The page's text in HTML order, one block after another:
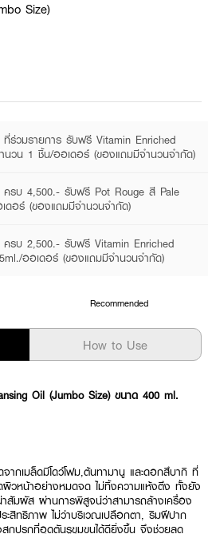
Size)
ร่วมรายการ รับฟรี Vitamin Enriched
นวน 1 ชิ้น/ออเดอร์ (ของแถมมีจำนวนจำกัด)
รบ 4,500.- รับฟรี Pot Rouge สี Pale
ดอร์ (ของแถมมีจำนวนจำกัด)
รบ 2,500.- รับฟรี Vitamin Enriched
ออเดอร์ (ของแถมมีจำนวนจำกัด)
Recommended
How to Use
Oil (Jumbo Size) ขนาด 400 ml.
กเมล็ดมีโดว์โฟม,ต้นทามานู และดอกสึบากิ ที่
ผิวหน้าอย่างหมดจด ไม่ทิ้งความแห้งตึง ทั้งยัง
สัมผัส ผ่านการพิสูจน์ว่าสามารถล้างเครื่อง
ระสิทธิภาพ ไม่ว่าบริเวณเปลือกตา, ริมฝีปาก
สกปรกที่อุดตันรูขุมขนได้ดียิ่งขึ้น จึงช่วยลด